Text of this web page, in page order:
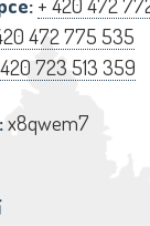
472 775 535
723 513 359
x8qwem7